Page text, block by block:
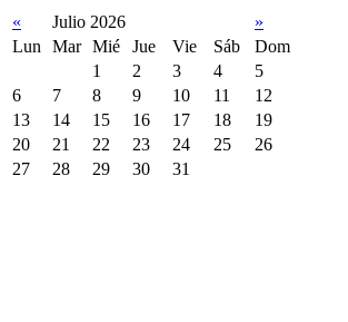
« Julio 2026
»
Lun
Mar Mié Jue Vie Sáb
Dom
1
2 3 4
5
6
7 8 9 10 11
12
13
14 15 16 17 18
19
20
21 22 23 24 25
26
27
28 29 30 31